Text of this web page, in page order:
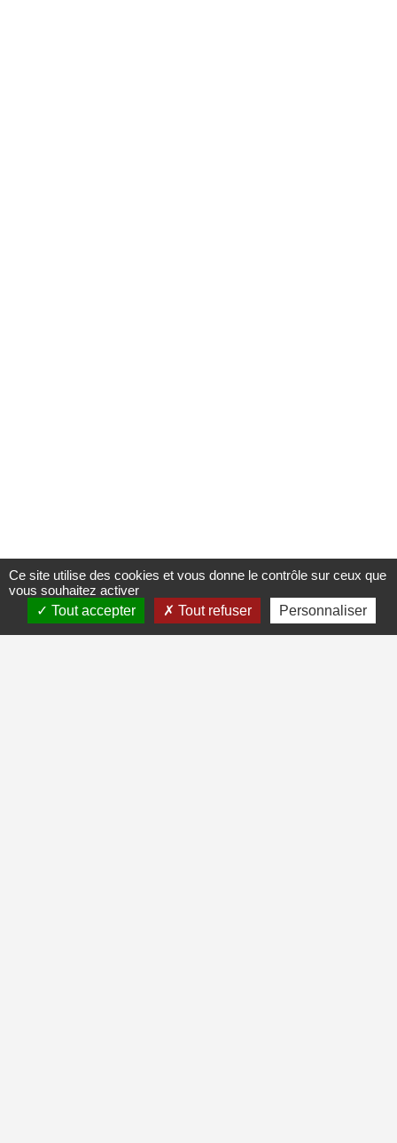
Ce site utilise des cookies et vous donne le contrôle sur ceux que
vous souhaitez activer
Tout accepter
Tout refuser Personnaliser